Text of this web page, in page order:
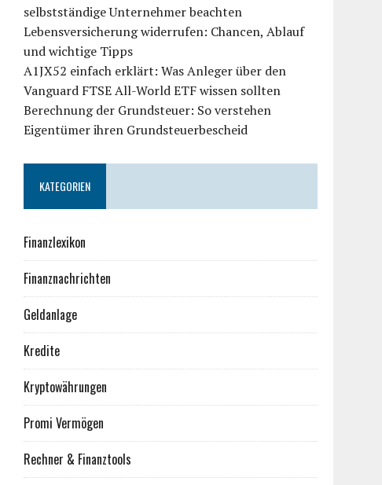
selbstständige Unternehmer beachten
Lebensversicherung widerrufen: Chancen, Ablauf
und wichtige Tipps
A1JX52 einfach erklärt: Was Anleger über den
Vanguard FTSE All-World ETF wissen sollten
Berechnung der Grundsteuer: So verstehen
Eigentümer ihren Grundsteuerbescheid
KATEGORIEN
Finanzlexikon
Finanznachrichten
Geldanlage
Kredite
Kryptowährungen
Promi Vermögen
Rechner & Finanztools